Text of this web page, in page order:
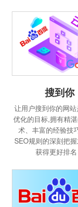
搜到你
让用户搜到你的网
优化的目标,拥有精
术、丰富的经验技
SEO规则的深刻把
获得更好排名